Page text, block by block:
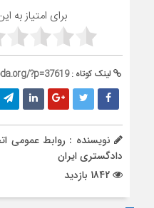
برای امتیاز به
لینک کوتاه :?p=37619
نویسنده : روابط عمومی
دادگستری ایران